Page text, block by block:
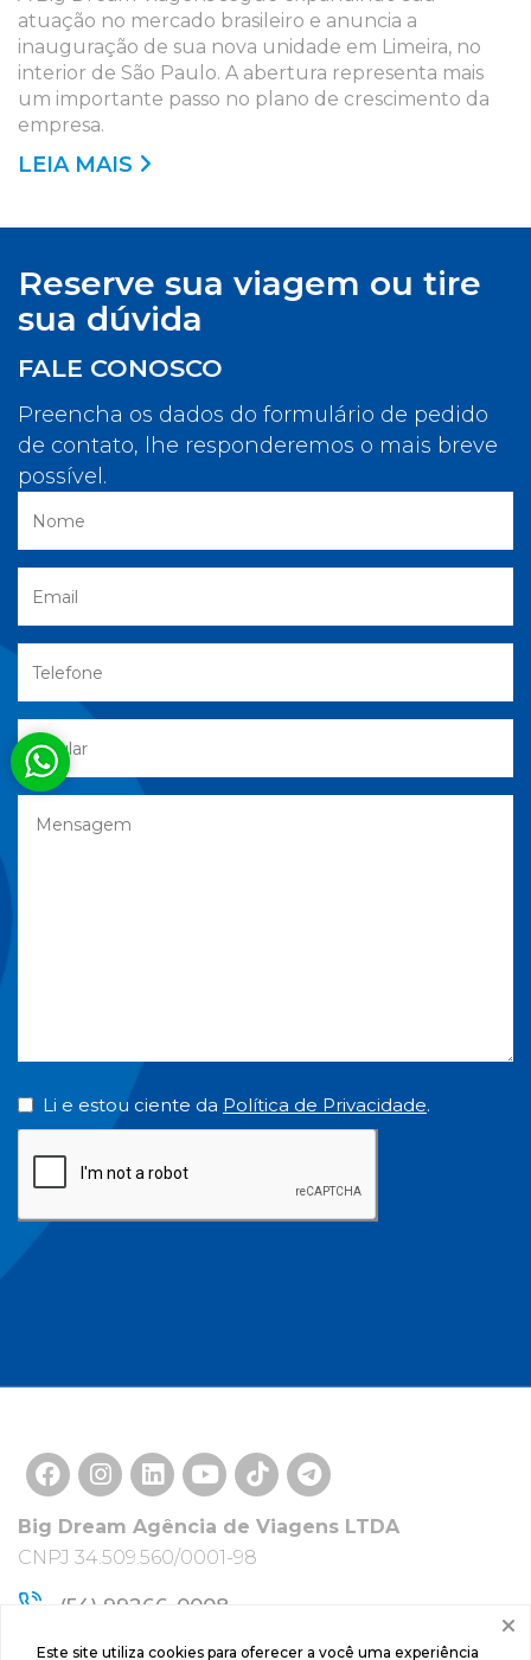
atuação no mercado brasileiro e anuncia a
inauguração de sua nova unidade em Limeira, no
interior de São Paulo. A abertura representa mais
um importante passo no plano de crescimento da
empresa.
LEIA MAIS
Reserve sua viagem ou tire
sua dúvida
FALE CONOSCO
Preencha os dados do formulário de pedido
de contato, lhe responderemos o mais breve
possível.
celular
Li e estou ciente da Política de Privacidade.
Big Dream Agência de Viagens LTDA
CNPJ 34.509.560/0001-98
(54) 99266-0008
Este site utiliza cookies para oferecer a você uma experiência